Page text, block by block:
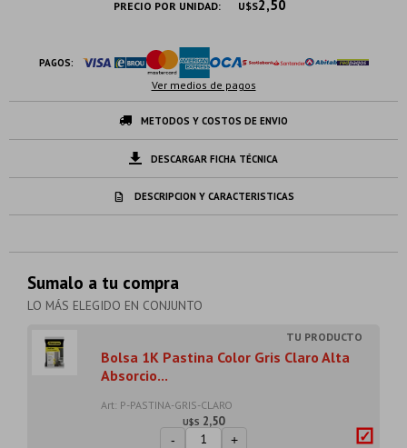
PRECIO POR UNIDAD: U$S2,50
PAGOS:
Ver medios de pagos
METODOS Y COSTOS DE ENVIO
DESCARGAR FICHA TÉCNICA
DESCRIPCION Y CARACTERISTICAS
Sumalo a tu compra
LO MÁS ELEGIDO EN CONJUNTO
Bolsa 1K Pastina Color Gris Claro Alta
Absorcio...
Art: P-PASTINA-GRIS-CLARO
U$S 2,50
- +